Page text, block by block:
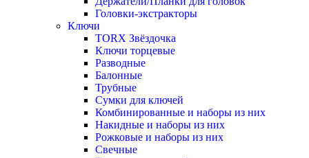
Головки-экстракторы
Ключи
TORX Звёздочка
Ключи торцевые
Разводные
Балонные
Трубные
Сумки для ключей
Комбинированные и наборы из них
Накидные и наборы из них
Рожковые и наборы из них
Свечные